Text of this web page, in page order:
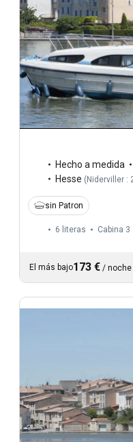
Hecho a medida
Hesse (Niderviller :
sin Patron
6 literas Cabina 3
El más bajo173 € / noche